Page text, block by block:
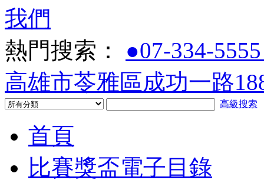
我們
熱門搜索： ●07-334-
高雄市苓雅區成功一路
高級搜索
首頁
比賽獎盃電子目錄